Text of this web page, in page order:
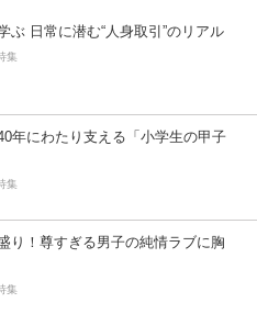
ぶ 日常に潜む“人身取引”のリアル
集
年にわたり支える「小学生の甲子
集
り！尊すぎる男子の純情ラブに胸
集